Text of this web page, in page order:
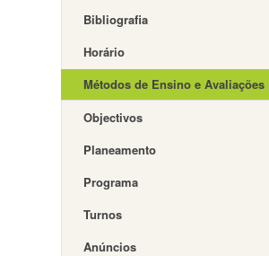
Bibliografia
Horário
Métodos de Ensino e Avaliações
Objectivos
Planeamento
Programa
Turnos
Anúncios